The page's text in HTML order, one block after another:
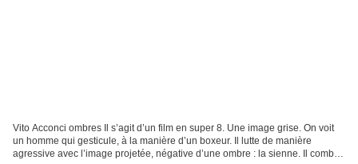
Vito Acconci ombres Il s’agit d’un film en super 8. Une image grise. On voit
un homme qui gesticule, à la manière d’un boxeur. Il lutte de manière
agressive avec l’image projetée, négative d’une ombre : la sienne. Il combat